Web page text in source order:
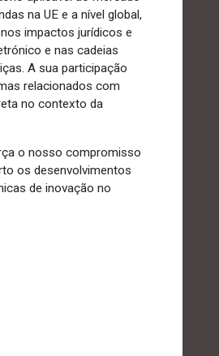
na UE e a nível global,
impactos jurídicos e
e nas cadeias
A sua participação
relacionados com
no contexto da
o nosso compromisso
os desenvolvimentos
de inovação no